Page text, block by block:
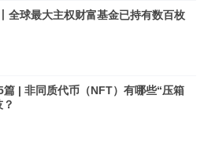
全球最大主权财富基金已持有数百枚
篇 | 非同质代币（NFT）有哪些“压箱